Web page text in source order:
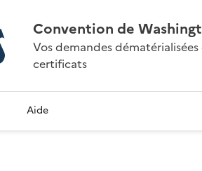
Convention de
Vos demandes
certificats
Aide